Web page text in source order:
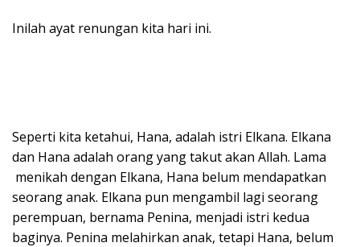
Inilah ayat renungan kita hari ini.
Seperti kita ketahui, Hana, adalah istri Elkana. Elkana
dan Hana adalah orang yang takut akan Allah. Lama
menikah dengan Elkana, Hana belum mendapatkan
seorang anak. Elkana pun mengambil lagi seorang
perempuan, bernama Penina, menjadi istri kedua
baginya. Penina melahirkan anak, tetapi Hana, belum